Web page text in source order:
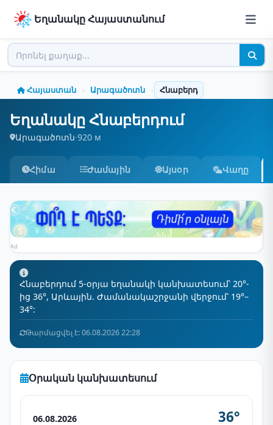
Եղանակը Հայաստանում
Հայաստան › Արագածոտն › Հնաբերդ
Եղանակը Հնաբերդում
Արագածոտն·920 м
Հիմա Ժամային Այսօր Վաղը
Ad
Հնաբերդում 5-օրյա եղանակի կանխատեսում՝ 20°-
ից 36°, Արևային. Ժամանակաշրջանի վերջում՝ 19°–
34°:
Թարմացվել է: 06.08.2026 22:28
Օրական կանխատեսում
06.08.2026 36°